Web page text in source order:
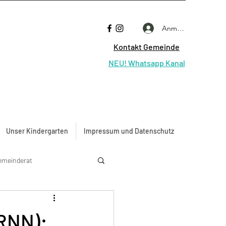
Anmelden
Kontakt Gemeinde
NEU! Whatsapp Kanal
Unser Kindergarten Impressum und Datenschutz